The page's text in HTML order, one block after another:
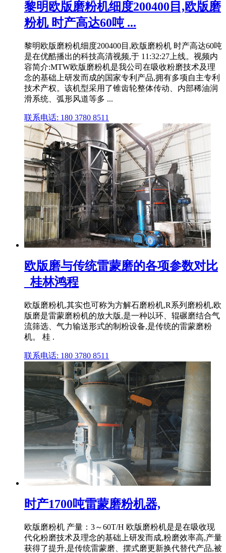
黎明欧版磨粉机细度200400目,欧版磨
粉机 时产高达60吨 ...
黎明欧版磨粉机细度200400目,欧版磨粉机 时产高达60吨
是在优酷播出的科技高清视频,于 11:32:27上线。视频内
容简介:MTW欧版磨粉机是我公司在吸收粉磨技术及理
念的基础上研发而成的国家专利产品,拥有多项自主专利
技术产权。该机型采用了锥齿轮整体传动、内部稀油润
滑系统、弧形风道等多 ...
联系电话: 180 3780 8511
欧版磨与传统雷蒙磨的各项参数对比
_桂林鸿程
欧版磨粉机,其实也可称为方解石磨粉机,R系列磨粉机,欧
版磨是雷蒙磨粉机的放大版,是一种以环、辊碾磨结合气
流筛选、气力输送形式的制粉设备,是传统的雷蒙磨粉
机。 桂 .
联系电话: 180 3780 8511
时产1700吨雷蒙磨粉机器,
欧版磨粉机 产量：3～60T/H 欧版磨粉机是是在吸收现
代化粉磨技术及理念的基础上研发而成,粉磨效率高,产量
获得了提升,是传统雷蒙磨、摆式磨更新换代替代产品,被